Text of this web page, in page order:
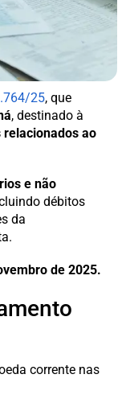
25, que
, destinado à
ao
e não
débitos
da
de 2025.
corrente nas